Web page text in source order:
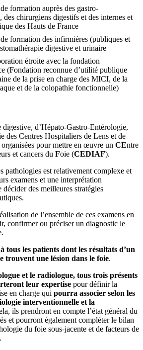
formation auprès des gastro-
des chirurgiens digestifs et des internes et
des Hauts de France
formation des infirmières (publiques et
digestive et urinaire
étroite avec la fondation
(Fondation reconnue d’utilité publique
de la prise en charge des MICI, de la
et de la colopathie fonctionnelle)
d’Hépato-Gastro-Entérologie,
des Centres Hospitaliers de Lens et de
pour mettre en œuvre un CEntre
et cancers du Foie (CEDIAF).
pathologies est relativement complexe et
examens et une interprétation
des meilleures stratégies
de l’ensemble de ces examens en
confirmer ou préciser un diagnostic le
tous les patients dont les résultats d’un
trouvent une lésion dans le foie.
et le radiologue, tous trois présents
leur expertise pour définir la
en charge qui pourra associer selon les
interventionnelle et la
ils prendront en compte l’état général du
et pourront également compléter le bilan
du foie sous-jacente et de facteurs de